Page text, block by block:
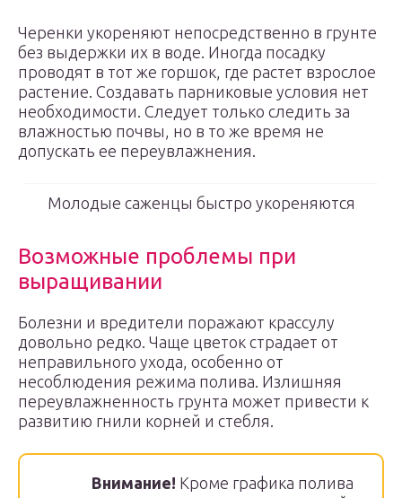
Черенки укореняют непосредственно в грунте
без выдержки их в воде. Иногда посадку
проводят в тот же горшок, где растет взрослое
растение. Создавать парниковые условия нет
необходимости. Следует только следить за
влажностью почвы, но в то же время не
допускать ее переувлажнения.
Молодые саженцы быстро укореняются
Возможные проблемы при
выращивании
Болезни и вредители поражают крассулу
довольно редко. Чаще цветок страдает от
неправильного ухода, особенно от
несоблюдения режима полива. Излишняя
переувлажненность грунта может привести к
развитию гнили корней и стебля.
Внимание! Кроме графика полива